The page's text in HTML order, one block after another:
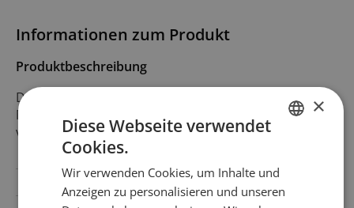
Informationen zum Produkt
Produktbeschreibung
Der baselbieter Schaumwein. Nach traditioneller
Methode aus schweizer Pinot-Noir-Trauben
verarbeitet.
Schweiz
FRENCH
×
Diese Webseite verwendet
Cookies.
Wir verwenden Cookies, um Inhalte und
Anzeigen zu personalisieren und unseren